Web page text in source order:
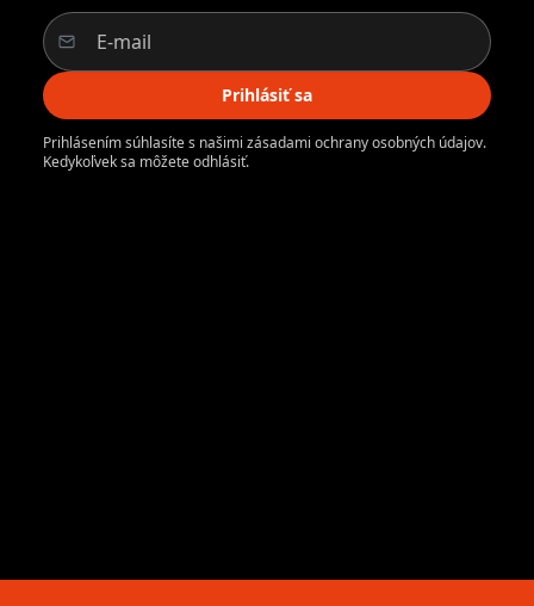
Prihlásiť sa
Prihlásením súhlasíte s našimi zásadami ochrany osobných údajov.
Kedykoľvek sa môžete odhlásiť.